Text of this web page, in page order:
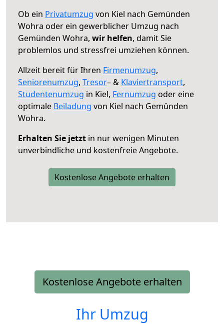
Ob ein Privatumzug von Kiel nach Gemünden
Wohra oder ein gewerblicher Umzug nach
Gemünden Wohra, wir helfen, damit Sie
problemlos und stressfrei umziehen können.
Allzeit bereit für Ihren Firmenumzug,
Seniorenumzug, Tresor– & Klaviertransport,
Studentenumzug in Kiel, Fernumzug oder eine
optimale Beiladung von Kiel nach Gemünden
Wohra.
Erhalten Sie jetzt in nur wenigen Minuten
unverbindliche und kostenfreie Angebote.
Kostenlose Angebote erhalten
Kostenlose Angebote erhalten
Ihr Umzug